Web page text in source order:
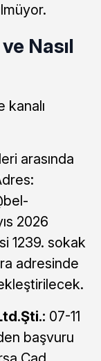
Nasıl
kanalı
arasında
2026
1239. sokak
adresinde
07-11
başvuru